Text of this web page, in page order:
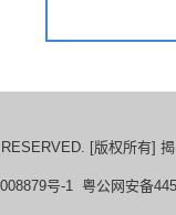
[版权所有]
号-1 粤公网安备